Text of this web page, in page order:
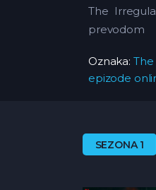
The
prevodom
Oznaka: The
epizode
SEZONA 1